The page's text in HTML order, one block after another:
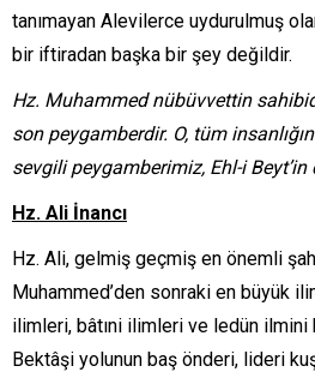
tanımayan Alevilerce uydurulmuş
bir iftiradan başka bir şey değildir.
Hz. Muhammed nübüvvettin
son peygamberdir. O, tüm
sevgili peygamberimiz, Ehl-i Beyt’in
Hz. Ali İnancı
Hz. Ali, gelmiş geçmiş en önemli
Muhammed’den sonraki en büyük
ilimleri, bâtıni ilimleri ve ledün
Bektâşi yolunun baş önderi, lideri